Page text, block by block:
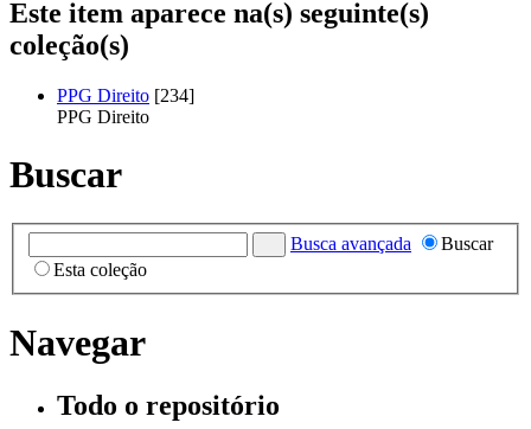
Este item aparece na(s) seguinte(s)
coleção(s)
PPG Direito [234]
PPG Direito
Buscar
Busca avançada
Buscar
Esta coleção
Navegar
Todo o repositório